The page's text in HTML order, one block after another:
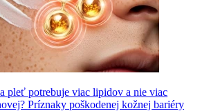
pleť potrebuje viac lipidov a nie viac
Príznaky poškodenej kožnej bariéry